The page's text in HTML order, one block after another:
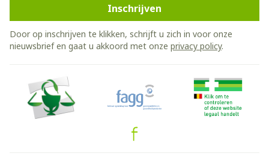
Inschrijven
Door op inschrijven te klikken, schrijft u zich in voor onze
nieuwsbrief en gaat u akkoord met onze privacy policy.